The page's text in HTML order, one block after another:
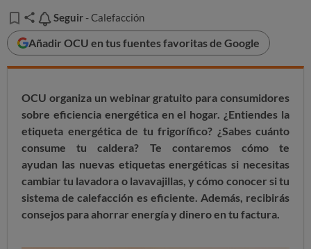
Seguir
Seguir - Calefacción
Añadir OCU en tus fuentes favoritas de Google
OCU organiza un webinar gratuito para consumidores
sobre eficiencia energética en el hogar. ¿Entiendes la
etiqueta energética de tu frigorífico? ¿Sabes cuánto
consume tu caldera? Te contaremos cómo te
ayudan las nuevas etiquetas energéticas si necesitas
cambiar tu lavadora o lavavajillas, y cómo conocer si tu
sistema de calefacción es eficiente. Además, recibirás
consejos para ahorrar energía y dinero en tu factura.